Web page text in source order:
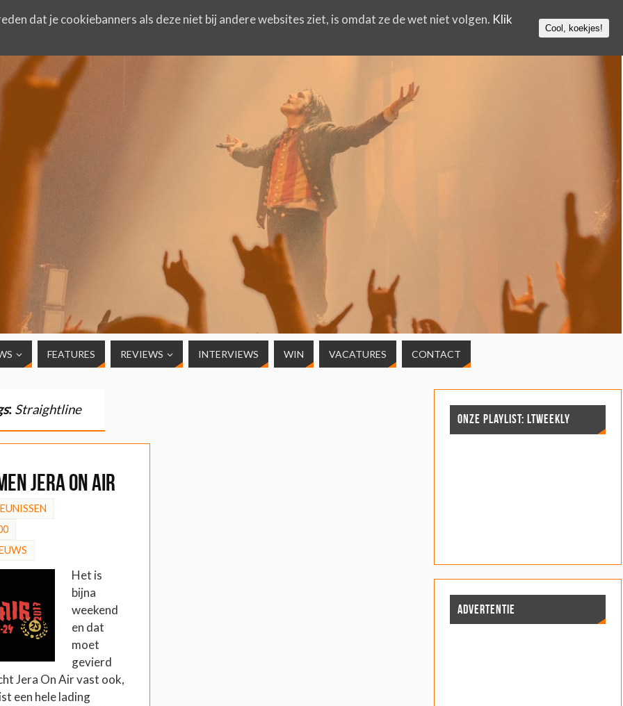
FEATURES REVIEWS INTERVIEWS WIN VACATURES CONTACT
: Straightline
Jera On Air
Het is
bijna
weekend
en dat
moet
gevierd
Jera On Air vast ook,
een hele lading
ONZE PLAYLIST: LTWEEKLY
ADVERTENTIE
dat je cookiebanners als deze niet bij andere websites ziet, is omdat ze de wet niet volgen. Klik
Cool, koekjes!